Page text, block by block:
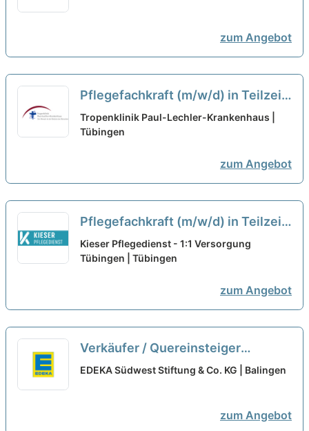
zum Angebot
Pflegefachkraft (m/w/d) in Teilzeit
(50%) für eine
internistische/geriatrische Station
Tropenklinik Paul-Lechler-Krankenhaus |
Tübingen
zum Angebot
Pflegefachkraft (m/w/d) in Teilzeit
(75%) für ausschließlich
Nachtdienste - Zur Verstärkung
Kieser Pflegedienst - 1:1 Versorgung
Tübingen | Tübingen
zum Angebot
Verkäufer / Quereinsteiger
Frischetheke (m/w/d) Vollzeit oder
EDEKA Südwest Stiftung & Co. KG | Balingen
zum Angebot